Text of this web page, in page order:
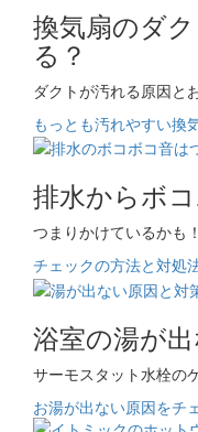
換気扇のダ
る？
ダクトが汚れる原因と
もっとも汚れやすい換
排水からボ
つまりかけているかも
チェックの方法と対処
浴室の湯が
サーモスタット水栓の
お湯が出ない原因をチ